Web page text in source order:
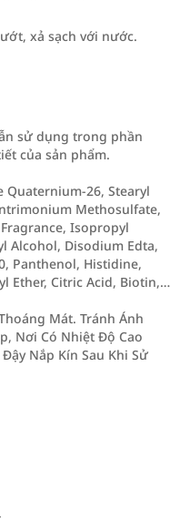
xả sạch với nước.
sử dụng trong phần
của sản phẩm.
Quaternium-26, Stearyl
Methosulfate,
Isopropyl
Alcohol, Disodium Edta,
Panthenol, Histidine,
Ether, Citric Acid, Biotin,…
Mát. Tránh Ánh
Nơi Có Nhiệt Độ Cao
Nắp Kín Sau Khi Sử